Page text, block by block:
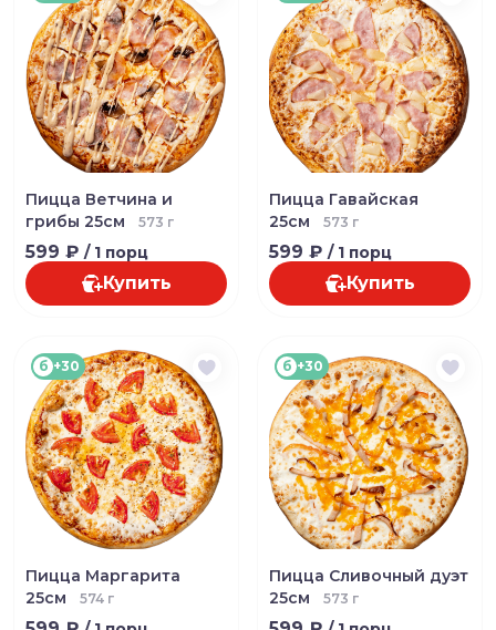
Пицца Ветчина и
грибы 25см
573 г
599 ₽ / 1 порц
Купить
Пицца Гавайская
25см
573 г
599 ₽ / 1 порц
Купить
б +30
Пицца Маргарита
25см
574 г
б +30
Пицца Сливочный дуэт
25см
573 г